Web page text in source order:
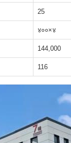
25
४००×४
144,000
116